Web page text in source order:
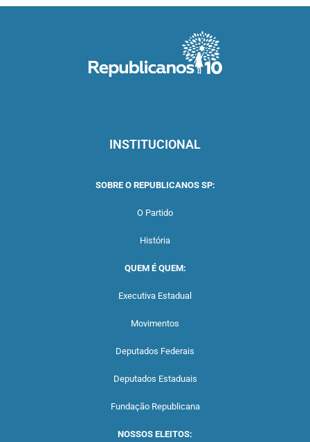
INSTITUCIONAL
SOBRE O REPUBLICANOS SP:
O Partido
História
QUEM É QUEM:
Executiva Estadual
Movimentos
Deputados Federais
Deputados Estaduais
Fundação Republicana
NOSSOS ELEITOS: